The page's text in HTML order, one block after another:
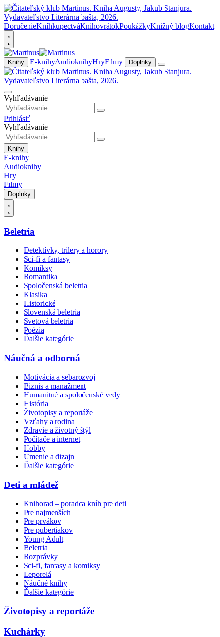
DoručenieKníhkupectváKnihovrátokPoukážkyKnižný blogKontakt
Knihy E-knihyAudioknihyHryFilmy Doplnky
Vyhľadávanie
Prihlásiť
Vyhľadávanie
Knihy
E-knihy
Audioknihy
Hry
Filmy
Doplnky
Beletria
Detektívky, trilery a horory
Sci-fi a fantasy
Komiksy
Romantika
Spoločenská beletria
Klasika
Historické
Slovenská beletria
Svetová beletria
Poézia
Ďalšie kategórie
Náučná a odborná
Motivácia a sebarozvoj
Biznis a manažment
Humanitné a spoločenské vedy
História
Životopisy a reportáže
Vzťahy a rodina
Zdravie a životný štýl
Počítače a internet
Hobby
Umenie a dizajn
Ďalšie kategórie
Deti a mládež
Knihorad – poradca kníh pre deti
Pre najmenších
Pre prvákov
Pre pubertiakov
Young Adult
Beletria
Rozprávky
Sci-fi, fantasy a komiksy
Leporelá
Náučné knihy
Ďalšie kategórie
Životopisy a reportáže
Kuchárky